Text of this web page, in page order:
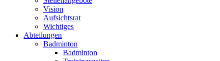
Vision
Aufsichtsrat
Wichtiges
Abteilungen
Badminton
Badminton